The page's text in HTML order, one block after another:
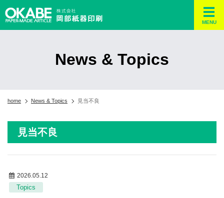
MENU
News & Topics
home News & Topics 見当不良
見当不良
2026.05.12
Topics